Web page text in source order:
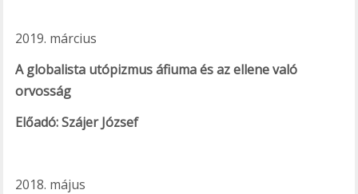
2019. március
A globalista utópizmus áfiuma és az ellene való
orvosság
Előadó: Szájer József
2018. május